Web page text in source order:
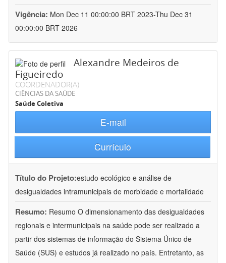
Vigência: Mon Dec 11 00:00:00 BRT 2023-Thu Dec 31
00:00:00 BRT 2026
Alexandre Medeiros de
Figueiredo
COORDENADOR(A)
CIÊNCIAS DA SAÚDE
Saúde Coletiva
E-mail
Currículo
Título do Projeto:estudo ecológico e análise de
desigualdades intramunicipais de morbidade e mortalidade
Resumo: Resumo O dimensionamento das desigualdades
regionais e intermunicipais na saúde pode ser realizado a
partir dos sistemas de informação do Sistema Único de
Saúde (SUS) e estudos já realizado no país. Entretanto, as